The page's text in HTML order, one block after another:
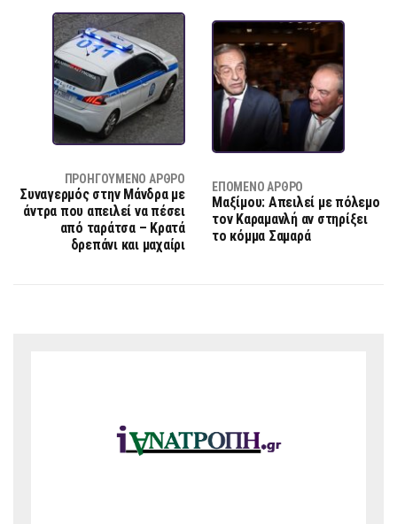
ΠΡΟΗΓΟΎΜΕΝΟ ΆΡΘΡΟ
Συναγερμός στην Μάνδρα με
άντρα που απειλεί να πέσει
από ταράτσα – Κρατά
δρεπάνι και μαχαίρι
ΕΠΌΜΕΝΟ ΆΡΘΡΟ
Μαξίμου: Απειλεί με πόλεμο
τον Καραμανλή αν στηρίξει
το κόμμα Σαμαρά